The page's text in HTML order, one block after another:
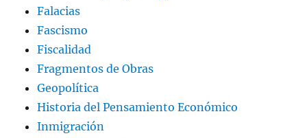
Falacias
Fascismo
Fiscalidad
Fragmentos de Obras
Geopolítica
Historia del Pensamiento Económico
Inmigración